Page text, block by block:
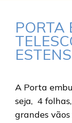
PORTA
A Porta
seja, 4
grandes